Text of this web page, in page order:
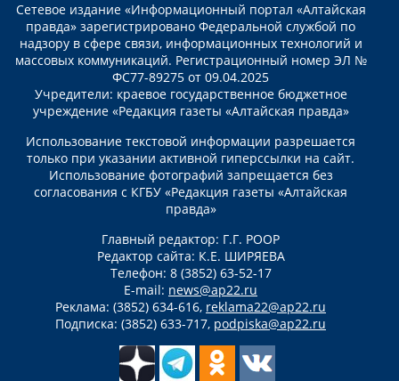
Сетевое издание «Информационный портал «Алтайская
правда» зарегистрировано Федеральной службой по
надзору в сфере связи, информационных технологий и
массовых коммуникаций. Регистрационный номер ЭЛ №
ФС77-89275 от 09.04.2025
Учредители: краевое государственное бюджетное
учреждение «Редакция газеты «Алтайская правда»
Использование текстовой информации разрешается
только при указании активной гиперссылки на сайт.
Использование фотографий запрещается без
согласования с КГБУ «Редакция газеты «Алтайская
правда»
Главный редактор: Г.Г. РООР
Редактор сайта: К.Е. ШИРЯЕВА
Телефон: 8 (3852) 63-52-17
E-mail: news@ap22.ru
Реклама: (3852) 634-616, reklama22@ap22.ru
Подписка: (3852) 633-717, podpiska@ap22.ru